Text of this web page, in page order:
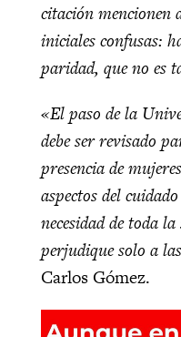
citación mencionen
iniciales confusas:
paridad, que no es
«El paso de la
debe ser revisado
presencia de
aspectos del
necesidad de toda
perjudique solo a
Carlos Gómez.